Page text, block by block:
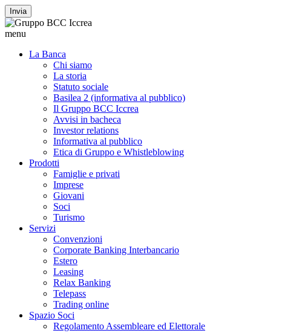
Invia
menu
La Banca
Chi siamo
La storia
Statuto sociale
Basilea 2 (informativa al pubblico)
Il Gruppo BCC Iccrea
Avvisi in bacheca
Investor relations
Informativa al pubblico
Etica di Gruppo e Whistleblowing
Prodotti
Famiglie e privati
Imprese
Giovani
Soci
Turismo
Servizi
Convenzioni
Corporate Banking Interbancario
Estero
Leasing
Relax Banking
Telepass
Trading online
Spazio Soci
Regolamento Assembleare ed Elettorale